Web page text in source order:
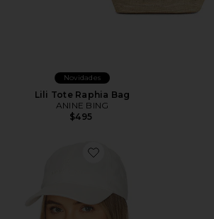
Novidades
Lili Tote Raphia Bag
ANINE BING
$495
Favorite Jeremy Baseball Cap